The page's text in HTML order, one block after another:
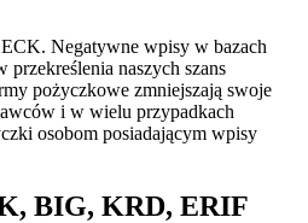
Negatywne wpisy w bazach
naszych szans
pożyczkowe zmniejszają swoje
i w wielu przypadkach
osobom posiadającym wpisy
BIG, KRD, ERIF